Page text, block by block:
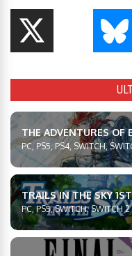
THE ADVENTURES OF
PC, PS5, PS4, SWITCH,
TRAILS IN THE SKY
PC, PS5, SWITCH, SWITCH 2